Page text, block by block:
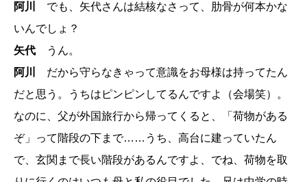
阿川
でも、矢代さんは結核なさって、肋骨が何本かな
いんでしょ？
矢代 うん。
阿川
だから守らなきゃって意識をお母様は持ってたん
だと思う。うちはピンピンしてるんですよ（会場笑）。
なのに、父が外国旅行から帰ってくると、「荷物がある
ぞ」って階段の下まで……うち、高台に建っていたん
で、玄関まで長い階段があるんですよ、でね、荷物を取